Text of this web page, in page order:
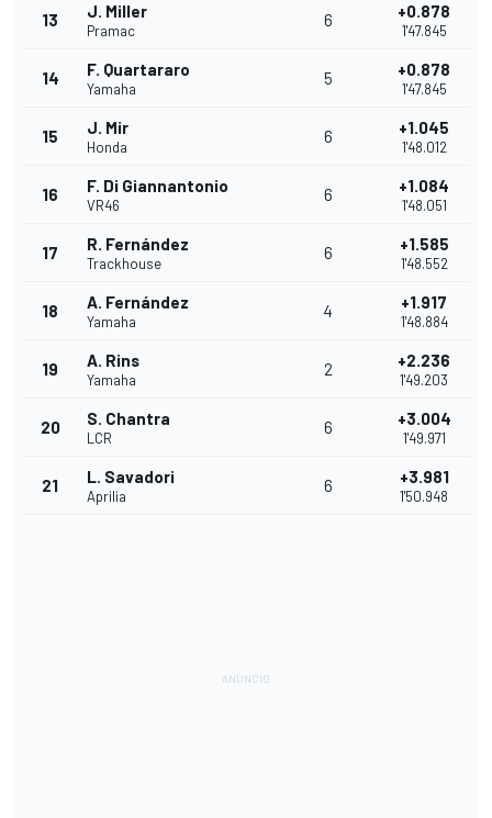
13 J. Miller
Pramac
6 +0.878
1'47.845
14 F. Quartararo
Yamaha
5 +0.878
1'47.845
15 J. Mir
Honda
6 +1.045
1'48.012
16 F. Di Giannantonio
VR46
6 +1.084
1'48.051
17 R. Fernández
Trackhouse
6 +1.585
1'48.552
18 A. Fernández
Yamaha
4 +1.917
1'48.884
19 A. Rins
Yamaha
2 +2.236
1'49.203
20 S. Chantra
LCR
6 +3.004
1'49.971
21 L. Savadori
Aprilia
6 +3.981
1'50.948